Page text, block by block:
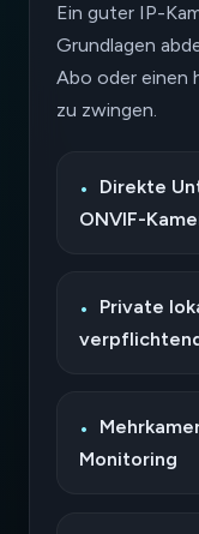
Ein guter IP-
Grundlagen
Abo oder einen
zu zwingen.
Direkte
ONVIF-
Private
Monitoring